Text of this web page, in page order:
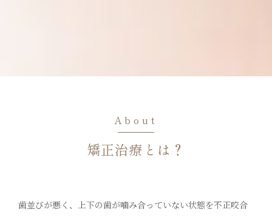
About
矯正治療とは？
歯並びが悪く、上下の歯が噛み合っていない状態を不正咬合